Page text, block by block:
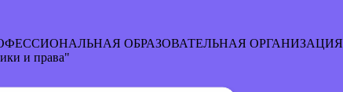
ОБРАЗОВАТЕЛЬНАЯ ОРГАНИЗАЦИЯ
и права"